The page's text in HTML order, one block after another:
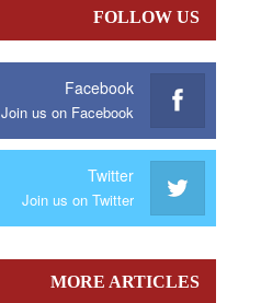
FOLLOW US
Facebook
Join us on Facebook
Twitter
Join us on Twitter
MORE ARTICLES